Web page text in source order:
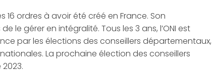
16 ordres à avoir été créé en France. Son
le gérer en intégralité. Tous les 3 ans, l’ONI est
par les élections des conseillers départementaux,
La prochaine élection des conseillers